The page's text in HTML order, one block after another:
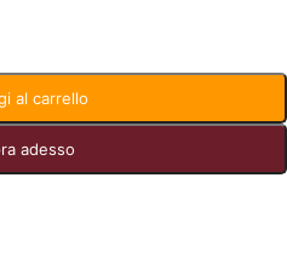
al carrello
adesso